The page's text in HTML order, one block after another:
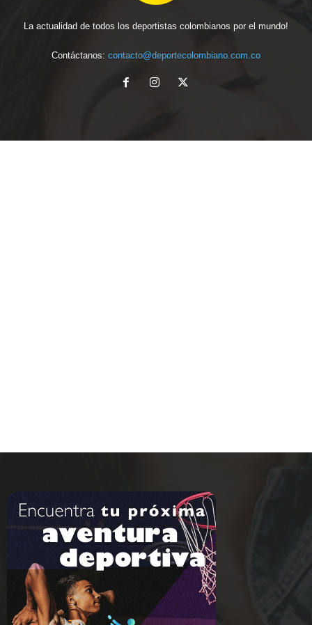
La actualidad de todos los deportistas colombianos por el mundo!
Contáctanos: contacto@deportecolombiano.com.co